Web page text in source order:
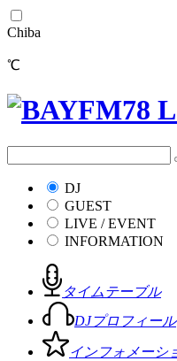
Chiba
℃
DJ
GUEST
LIVE / EVENT
INFORMATION
タイムテーブル
DJプロフィール
インフォメーシ